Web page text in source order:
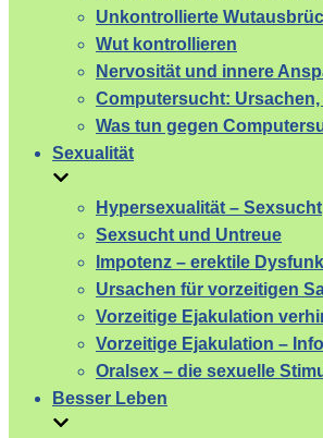
Unkontrollierte
Wut kontrollieren
Nervosität und innere
Computersucht:
Was tun gegen
Sexualität
Hypersexualität – Sexsucht
Sexsucht und Untreue
Impotenz – erektile
Ursachen für vorzeitigen
Vorzeitige Ejakulation
Vorzeitige Ejakulation –
Oralsex – die sexuelle
Besser Leben